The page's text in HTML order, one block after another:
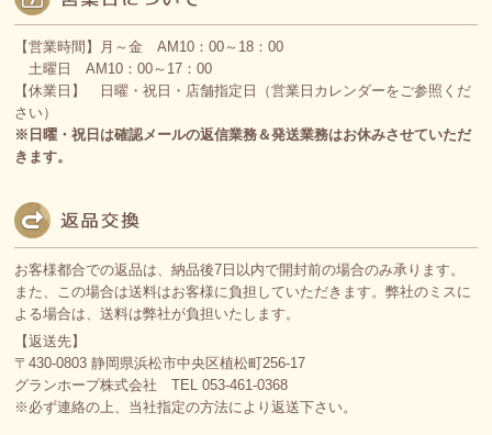
【営業時間】月～金 AM10：00～18：00
土曜日 AM10：00～17：00
【休業日】 日曜・祝日・店舗指定日（営業日カレンダーをご参照くだ
さい）
※日曜・祝日は確認メールの返信業務＆発送業務はお休みさせていただ
きます。
お客様都合での返品は、納品後7日以内で開封前の場合のみ承ります。
また、この場合は送料はお客様に負担していただきます。弊社のミスに
よる場合は、送料は弊社が負担いたします。
【返送先】
〒430-0803 静岡県浜松市中央区植松町256-17
グランホープ株式会社 TEL 053-461-0368
※必ず連絡の上、当社指定の方法により返送下さい。